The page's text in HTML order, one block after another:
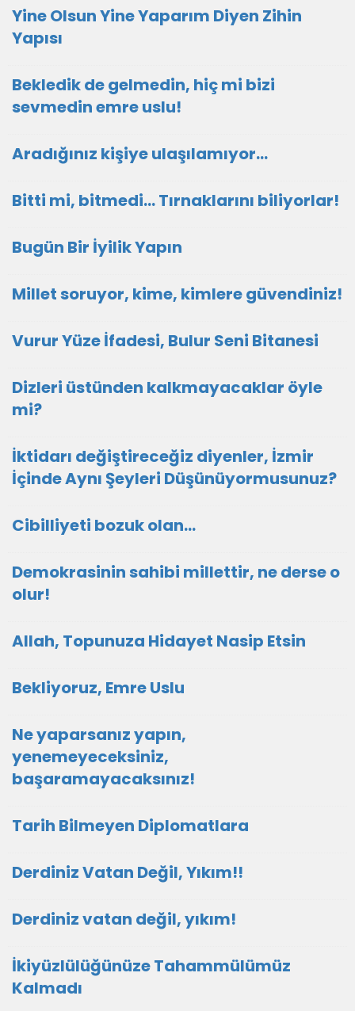
Yine Olsun Yine Yaparım Diyen Zihin
Yapısı
Bekledik de gelmedin, hiç mi bizi
sevmedin emre uslu!
Aradığınız kişiye ulaşılamıyor...
Bitti mi, bitmedi... Tırnaklarını biliyorlar!
Bugün Bir İyilik Yapın
Millet soruyor, kime, kimlere güvendiniz!
Vurur Yüze İfadesi, Bulur Seni Bitanesi
Dizleri üstünden kalkmayacaklar öyle
mi?
İktidarı değiştireceğiz diyenler, İzmir
İçinde Aynı Şeyleri Düşünüyormusunuz?
Cibilliyeti bozuk olan...
Demokrasinin sahibi millettir, ne derse o
olur!
Allah, Topunuza Hidayet Nasip Etsin
Bekliyoruz, Emre Uslu
Ne yaparsanız yapın,
yenemeyeceksiniz,
başaramayacaksınız!
Tarih Bilmeyen Diplomatlara
Derdiniz Vatan Değil, Yıkım!!
Derdiniz vatan değil, yıkım!
İkiyüzlülüğünüze Tahammülümüz
Kalmadı